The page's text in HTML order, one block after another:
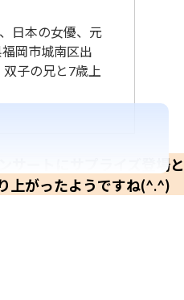
日本の女優、元
岡市城南区出
子の兄と7歳上
ートにサプライズ登場と
上がったようですね(^.^)